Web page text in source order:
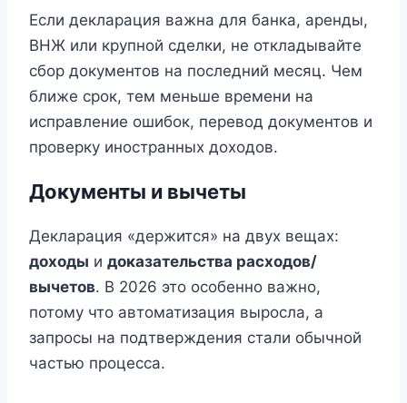
Если декларация важна для банка, аренды,
ВНЖ или крупной сделки, не откладывайте
сбор документов на последний месяц. Чем
ближе срок, тем меньше времени на
исправление ошибок, перевод документов и
проверку иностранных доходов.
Документы и вычеты
Декларация «держится» на двух вещах:
доходы и доказательства расходов/
вычетов. В 2026 это особенно важно,
потому что автоматизация выросла, а
запросы на подтверждения стали обычной
частью процесса.